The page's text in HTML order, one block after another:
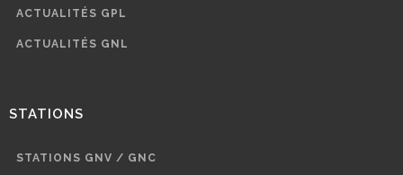
ACTUALITÉS GPL
ACTUALITÉS GNL
STATIONS
STATIONS GNV / GNC